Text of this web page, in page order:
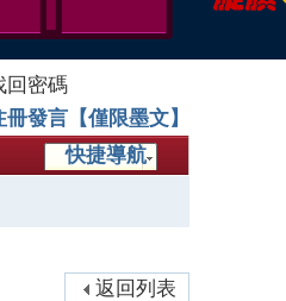
回密碼
冊發言【僅限墨文】
快捷導航
返回列表